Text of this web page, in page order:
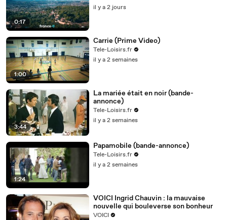
0:17
il y a 2 jours
1:00
Carrie (Prime Video)
Tele-Loisirs.fr
il y a 2 semaines
3:44
La mariée était en noir (bande-
annonce)
Tele-Loisirs.fr
il y a 2 semaines
1:24
Papamobile (bande-annonce)
Tele-Loisirs.fr
il y a 2 semaines
VOICI Ingrid Chauvin : la mauvaise
nouvelle qui bouleverse son bonheur
VOICI